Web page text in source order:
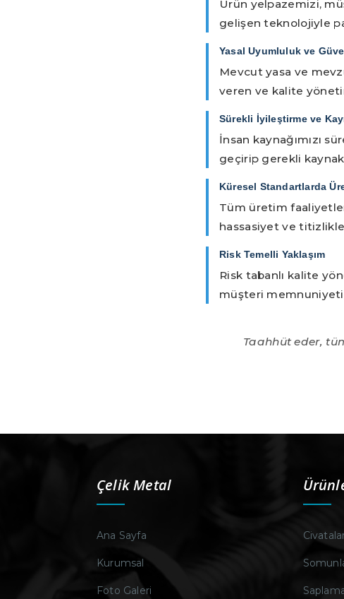
Ürün yelpazemizi,
gelişen teknolojiyle
Yasal Uyumluluk ve
Mevcut yasa ve
veren ve kalite
Sürekli İyileştirme ve
İnsan kaynağımızı
geçirip gerekli
Küresel Standartlarda
Tüm üretim
hassasiyet ve
Risk Temelli Yaklaşım
Risk tabanlı kalite
müşteri
Taahhüt eder,
Çelik Metal
Ana Sayfa
Kurumsal
Foto Galeri